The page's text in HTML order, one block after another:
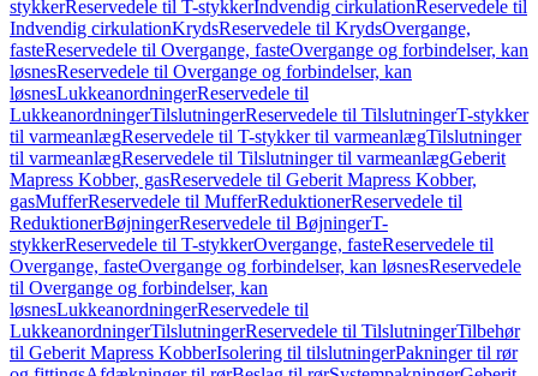
stykkerReservedele til T-stykkerIndvendig cirkulationReservedele til
Indvendig cirkulationKrydsReservedele til KrydsOvergange,
fasteReservedele til Overgange, fasteOvergange og forbindelser, kan
løsnesReservedele til Overgange og forbindelser, kan
løsnesLukkeanordningerReservedele til
LukkeanordningerTilslutningerReservedele til TilslutningerT-stykker
til varmeanlægReservedele til T-stykker til varmeanlægTilslutninger
til varmeanlægReservedele til Tilslutninger til varmeanlægGeberit
Mapress Kobber, gasReservedele til Geberit Mapress Kobber,
gasMufferReservedele til MufferReduktionerReservedele til
ReduktionerBøjningerReservedele til BøjningerT-
stykkerReservedele til T-stykkerOvergange, fasteReservedele til
Overgange, fasteOvergange og forbindelser, kan løsnesReservedele
til Overgange og forbindelser, kan
løsnesLukkeanordningerReservedele til
LukkeanordningerTilslutningerReservedele til TilslutningerTilbehør
til Geberit Mapress KobberIsolering til tilslutningerPakninger til rør